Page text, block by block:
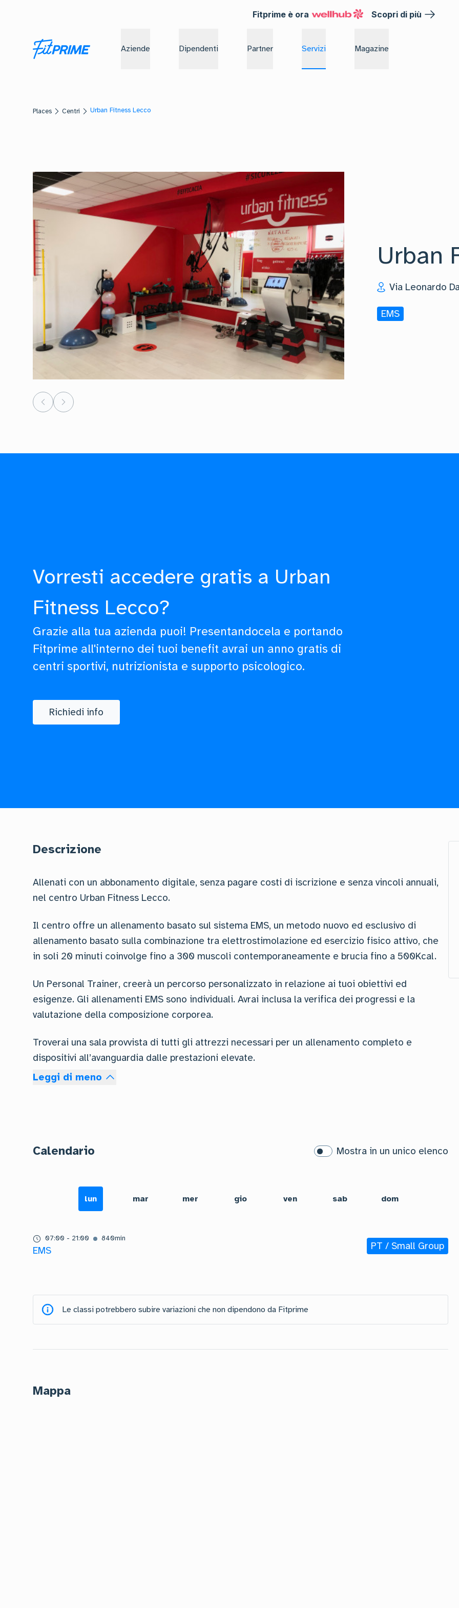
Fitprime è ora Scopri di più
Aziende Dipendenti Partner Servizi Magazine
Places Centri Urban Fitness Lecco
Urban
Via Leonardo
EMS
Vorresti accedere gratis a Urban
Fitness Lecco?
Grazie alla tua azienda puoi! Presentandocela e portando
Fitprime all'interno dei tuoi benefit avrai un anno gratis di
centri sportivi, nutrizionista e supporto psicologico.
Richiedi info
Descrizione
Allenati con un abbonamento digitale, senza pagare costi di iscrizione e senza vincoli annuali,
nel centro Urban Fitness Lecco.
Il centro offre un allenamento basato sul sistema EMS, un metodo nuovo ed esclusivo di
allenamento basato sulla combinazione tra elettrostimolazione ed esercizio fisico attivo, che
in soli 20 minuti coinvolge fino a 300 muscoli contemporaneamente e brucia fino a 500Kcal.
Un Personal Trainer, creerà un percorso personalizzato in relazione ai tuoi obiettivi ed
esigenze. Gli allenamenti EMS sono individuali. Avrai inclusa la verifica dei progressi e la
valutazione della composizione corporea.
Troverai una sala provvista di tutti gli attrezzi necessari per un allenamento completo e
dispositivi all’avanguardia dalle prestazioni elevate.
Leggi di meno
Calendario Mostra in un unico elenco
lun mar mer gio ven sab dom
07:00 - 21:00 840min
EMS PT / Small Group
Le classi potrebbero subire variazioni che non dipendono da Fitprime
Mappa